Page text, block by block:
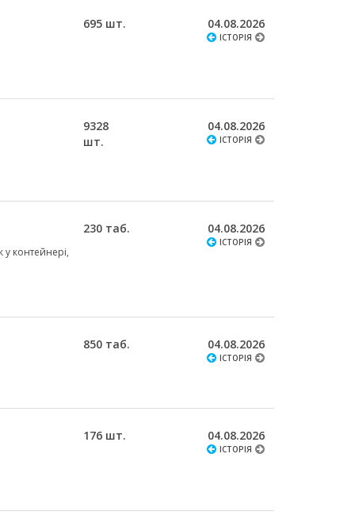
695 шт. 04.08.2026
ІСТОРІЯ
9328
шт.
04.08.2026
ІСТОРІЯ
у контейнері,
230 таб. 04.08.2026
ІСТОРІЯ
850 таб. 04.08.2026
ІСТОРІЯ
176 шт. 04.08.2026
ІСТОРІЯ